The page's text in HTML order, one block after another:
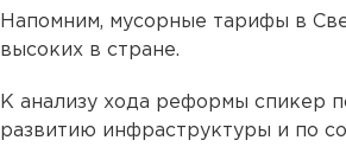
Напомним, мусорные тарифы в
высоких в стране.
К анализу хода реформы спикер
развитию инфраструктуры и по